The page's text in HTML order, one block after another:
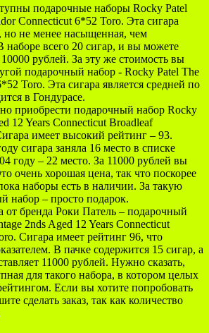
подарочные наборы Rocky Patel
Connecticut 6*52 Toro. Эта сигара
но не менее насыщенная, чем
всего 20 сигар, и вы можете
рублей. За эту же стоимость вы
подарочный набор - Rocky Patel The
Toro. Эта сигара является средней по
в Гондурасе.
приобрести подарочный набор Rocky
12 Years Connecticut Broadleaf
имеет высокий рейтинг – 93.
сигара заняла 16 место в списке
году – 22 место. За 11000 рублей вы
очень хорошая цена, так что поскорее
наборы есть в наличии. За такую
набор – просто подарок.
от бренда Роки Патель – подарочный
2nds Aged 12 Years Connecticut
Сигара имеет рейтинг 96, что
В пачке содержится 15 сигар, а
11000 рублей. Нужно сказать,
для такого набора, в котором целых
Если вы хотите попробовать
сделать заказ, так как количество